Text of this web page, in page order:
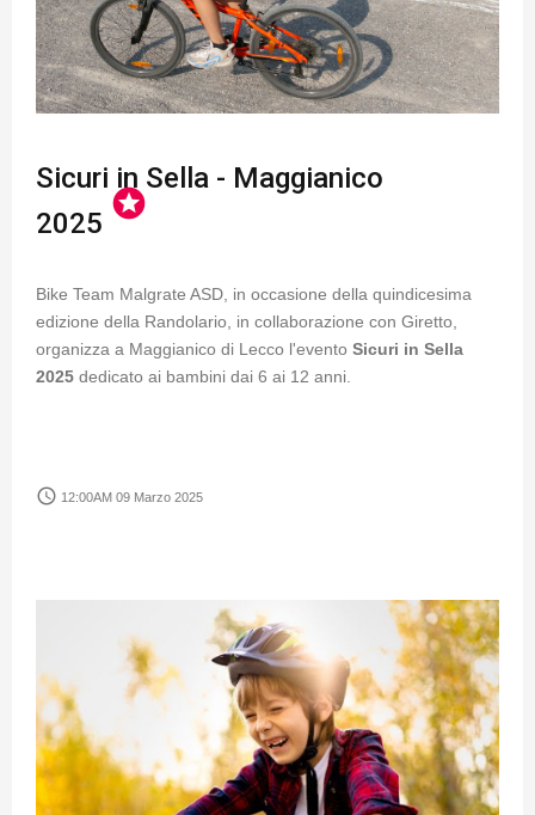
Sicuri in Sella - Maggianico
2025
stars
Bike Team Malgrate ASD, in occasione della quindicesima
edizione della Randolario, in collaborazione con Giretto,
organizza a Maggianico di Lecco l'evento Sicuri in Sella
2025 dedicato ai bambini dai 6 ai 12 anni.
access_time 12:00AM 09 Marzo 2025